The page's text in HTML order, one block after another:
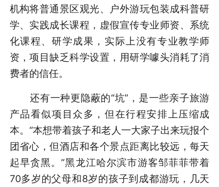
机构将普通景区观光、户外游玩包装成科普研
学、实践成长课程，虚假宣传专业师资、系统
化课程、研学成果，实际上没有专业教学师
资，项目缺乏科学设置，用研学噱头消耗了消
费者的信任。
还有一种更隐蔽的“坑”，是一些亲子旅游
产品看似项目众多，但在行程安排上压缩成
本。“本想带着孩子和老人一大家子出来玩报个
团省心，但酒店和各个景点距离比较远，每天
起早贪黑。”黑龙江哈尔滨市游客邹菲菲带着
70多岁的父母和8岁的孩子到成都游玩，几天